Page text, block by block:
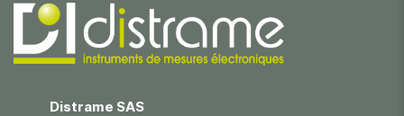
Distrame SAS